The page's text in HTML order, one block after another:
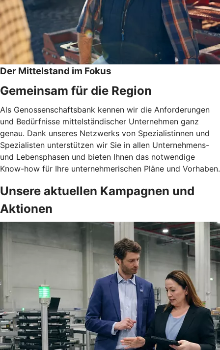
Der Mittelstand im Fokus
Gemeinsam für die Region
Als Genossenschaftsbank kennen wir die Anforderungen
und Bedürfnisse mittelständischer Unternehmen ganz
genau. Dank unseres Netzwerks von Spezialistinnen und
Spezialisten unterstützen wir Sie in allen Unternehmens-
und Lebensphasen und bieten Ihnen das notwendige
Know-how für Ihre unternehmerischen Pläne und Vorhaben.
Unsere aktuellen Kampagnen und
Aktionen